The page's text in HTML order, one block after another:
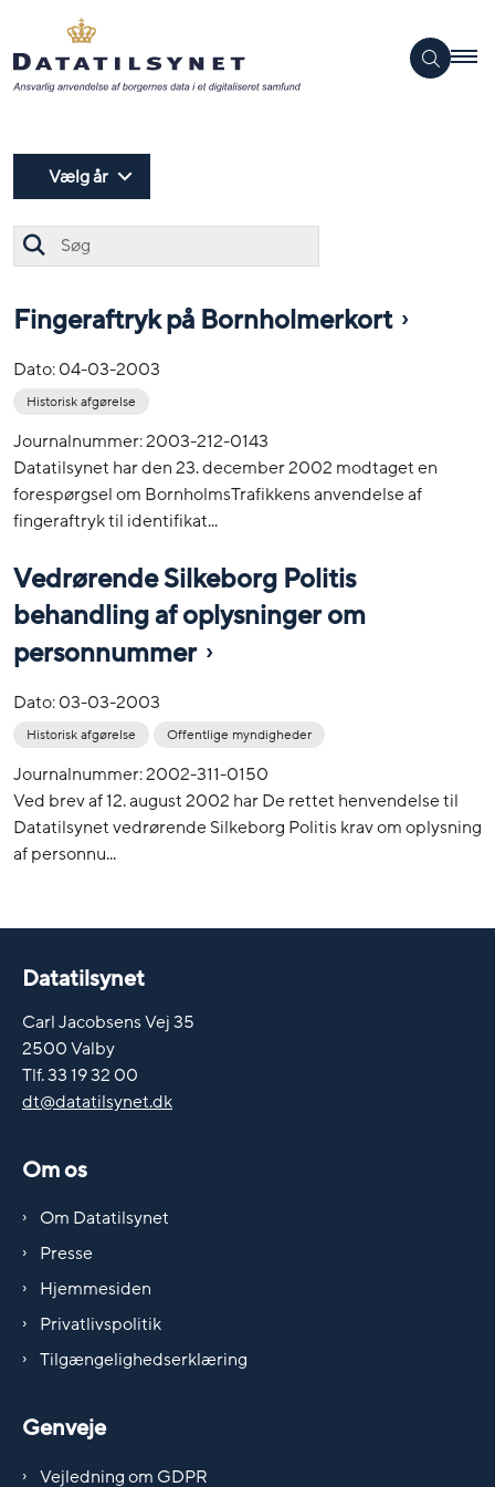
Vælg år
Fingeraftryk på Bornholmerkort
Dato:04-03-2003
Historisk afgørelse
Journalnummer: 2003-212-0143
Datatilsynet har den 23. december 2002 modtaget en
forespørgsel om BornholmsTrafikkens anvendelse af
fingeraftryk til identifikat...
Vedrørende Silkeborg Politis
behandling af oplysninger om
personnummer
Dato:03-03-2003
Historisk afgørelse Offentlige myndigheder
Journalnummer: 2002-311-0150
Ved brev af 12. august 2002 har De rettet henvendelse til
Datatilsynet vedrørende Silkeborg Politis krav om oplysning
af personnu...
Datatilsynet
Carl Jacobsens Vej 35
2500 Valby
Tlf. 33 19 32 00
dt@datatilsynet.dk
Om os
Om Datatilsynet
Presse
Hjemmesiden
Privatlivspolitik
Tilgængelighedserklæring
Genveje
Vejledning om GDPR